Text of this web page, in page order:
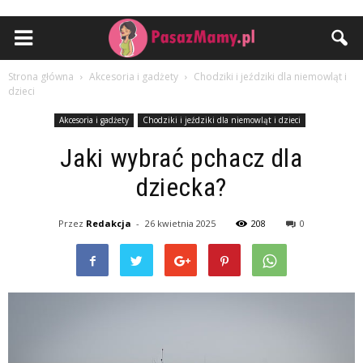
Strona główna Akcesoria i gadżety
Chodziki i jeździki dla niemowląt i
dzieci
Akcesoria i gadżety Chodziki i jeździki dla niemowląt i dzieci
Jaki wybrać pchacz dla
dziecka?
Przez Redakcja - 26 kwietnia 2025 208 0